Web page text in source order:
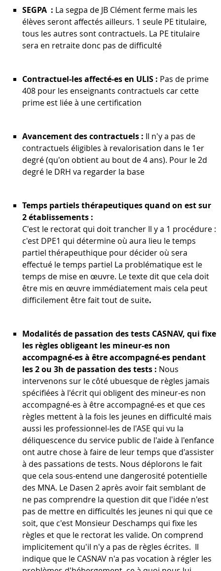
SEGPA : La segpa de JB Clément ferme mais les
élèves seront affectés ailleurs. 1 seule PE titulaire,
tous les autres sont contractuels. La PE titulaire
sera en retraite donc pas de difficulté
Contractuel-les affecté-es en ULIS : Pas de prime
408 pour les enseignants contractuels car cette
prime est liée à une certification
Avancement des contractuels : Il n'y a pas de
contractuels éligibles à revalorisation dans le 1er
degré (qu'on obtient au bout de 4 ans). Pour le 2d
degré le DRH va regarder la base
Temps partiels thérapeutiques quand on est sur
2 établissements :
C'est le rectorat qui doit trancher Il y a 1 procédure :
c'est DPE1 qui détermine où aura lieu le temps
partiel thérapeuthique pour décider où sera
effectué le temps partiel La problématique est le
temps de mise en œuvre. Le texte dit que cela doit
être mis en œuvre immédiatement mais cela peut
difficilement être fait tout de suite.
Modalités de passation des tests CASNAV, qui fixe
les règles obligeant les mineur-es non
accompagné-es à être accompagné-es pendant
les 2 ou 3h de passation des tests : Nous
intervenons sur le côté ubuesque de règles jamais
spécifiées à l'écrit qui obligent des mineur-es non
accompagné-es à être accompagné-es et que ces
règles mettent à la fois les jeunes en difficulté mais
aussi les professionnel-les de l'ASE qui vu la
déliquescence du service public de l'aide à l'enfance
ont autre chose à faire de leur temps que d'assister
à des passations de tests. Nous déplorons le fait
que cela sous-entend une dangerosité potentielle
des MNA. Le Dasen 2 après avoir fait semblant de
ne pas comprendre la question dit que l'idée n'est
pas de mettre en difficultés les jeunes ni qui que ce
soit, que c'est Monsieur Deschamps qui fixe les
règles et que le rectorat les valide. On comprend
implicitement qu'il n'y a pas de règles écrites. Il
indique que le CASNAV n'a pas vocation à régler les